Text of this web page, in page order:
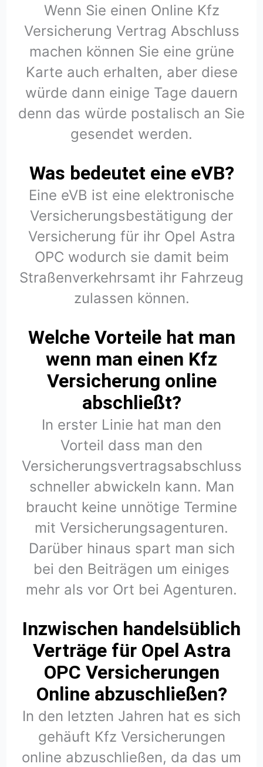
Wenn Sie einen Online Kfz
Versicherung Vertrag Abschluss
machen können Sie eine grüne
Karte auch erhalten, aber diese
würde dann einige Tage dauern
denn das würde postalisch an Sie
gesendet werden.
Was bedeutet eine eVB?
Eine eVB ist eine elektronische
Versicherungsbestätigung der
Versicherung für ihr Opel Astra
OPC wodurch sie damit beim
Straßenverkehrsamt ihr Fahrzeug
zulassen können.
Welche Vorteile hat man
wenn man einen Kfz
Versicherung online
abschließt?
In erster Linie hat man den
Vorteil dass man den
Versicherungsvertragsabschluss
schneller abwickeln kann. Man
braucht keine unnötige Termine
mit Versicherungsagenturen.
Darüber hinaus spart man sich
bei den Beiträgen um einiges
mehr als vor Ort bei Agenturen.
Inzwischen handelsüblich
Verträge für Opel Astra
OPC Versicherungen
Online abzuschließen?
In den letzten Jahren hat es sich
gehäuft Kfz Versicherungen
online abzuschließen, da das um